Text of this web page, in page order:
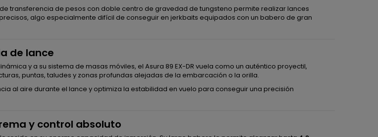
transferencia de pesos con doble centro de gravedad de tungsteno permite realizar lances
algo especialmente difícil de conseguir en jerkbaits equipados con un babero de gran
de lance
y a su sistema de masas móviles, el Asura 89 EX-DR vuela como un auténtico proyectil,
puntas, taludes y zonas profundas alejadas de la embarcación o la orilla.
al aire durante el lance y optimiza la estabilidad en vuelo para conseguir una precisión
y control absoluto